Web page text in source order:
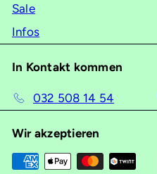
Sale
Infos
In Kontakt kommen
032 508 14 54
Wir akzeptieren